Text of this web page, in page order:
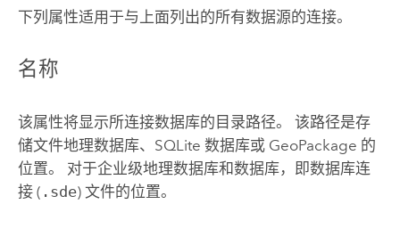
下列属性适用于与上面列出的所有数据源的连接。
名称
该属性将显示所连接数据库的目录路径。 该路径是存
储文件地理数据库、 SQLite 数据库或 GeoPackage 的
位置。 对于企业级地理数据库和数据库，即数据库连
接 ( .sde) 文件的位置。